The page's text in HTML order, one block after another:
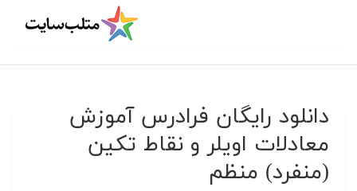
دانلود رایگان فرادرس آموزش
معادلات اویلر و نقاط تکین
(منفرد) منظم